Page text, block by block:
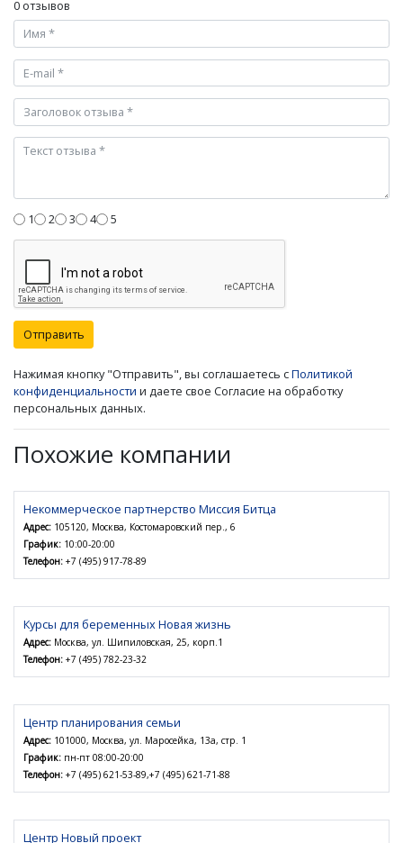
0 отзывов
1 2 3 4 5
Отправить
Нажимая кнопку "Отправить", вы соглашаетесь сПолитикой
конфиденциальности и даете свое Согласие на обработку
персональных данных.
Похожие компании
Некоммерческое партнерство Миссия Битца
Адрес: 105120, Москва, Костомаровский пер., 6
График: 10:00-20:00
Телефон: +7 (495) 917-78-89
Курсы для беременных Новая жизнь
Адрес: Москва, ул. Шипиловская, 25, корп.1
Телефон: +7 (495) 782-23-32
Центр планирования семьи
Адрес: 101000, Москва, ул. Маросейка, 13а, стр. 1
График: пн-пт 08:00-20:00
Телефон: +7 (495) 621-53-89,+7 (495) 621-71-88
Центр Новый проект